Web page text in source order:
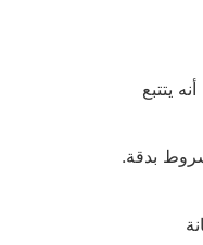
يتتبع
بدقة.